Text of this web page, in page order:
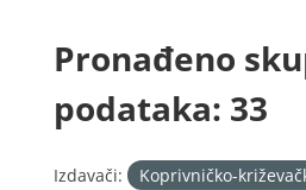
Pronađeno
podataka: 33
Izdavači:
Koprivničko-